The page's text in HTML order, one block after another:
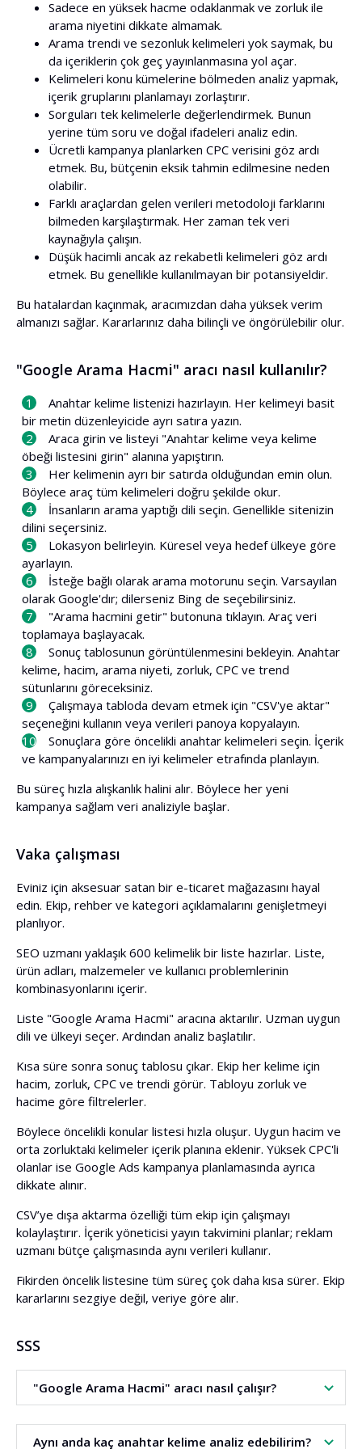
Sadece en yüksek hacme odaklanmak ve zorluk ile
arama niyetini dikkate almamak.
Arama trendi ve sezonluk kelimeleri yok saymak, bu
da içeriklerin çok geç yayınlanmasına yol açar.
Kelimeleri konu kümelerine bölmeden analiz yapmak,
içerik gruplarını planlamayı zorlaştırır.
Sorguları tek kelimelerle değerlendirmek. Bunun
yerine tüm soru ve doğal ifadeleri analiz edin.
Ücretli kampanya planlarken CPC verisini göz ardı
etmek. Bu, bütçenin eksik tahmin edilmesine neden
olabilir.
Farklı araçlardan gelen verileri metodoloji farklarını
bilmeden karşılaştırmak. Her zaman tek veri
kaynağıyla çalışın.
Düşük hacimli ancak az rekabetli kelimeleri göz ardı
etmek. Bu genellikle kullanılmayan bir potansiyeldir.
Bu hatalardan kaçınmak, aracımızdan daha yüksek verim
almanızı sağlar. Kararlarınız daha bilinçli ve öngörülebilir olur.
"Google Arama Hacmi" aracı nasıl kullanılır?
Anahtar kelime listenizi hazırlayın. Her kelimeyi basit
bir metin düzenleyicide ayrı satıra yazın.
Araca girin ve listeyi "Anahtar kelime veya kelime
öbeği listesini girin" alanına yapıştırın.
Her kelimenin ayrı bir satırda olduğundan emin olun.
Böylece araç tüm kelimeleri doğru şekilde okur.
İnsanların arama yaptığı dili seçin. Genellikle sitenizin
dilini seçersiniz.
Lokasyon belirleyin. Küresel veya hedef ülkeye göre
ayarlayın.
İsteğe bağlı olarak arama motorunu seçin. Varsayılan
olarak Google'dır; dilerseniz Bing de seçebilirsiniz.
"Arama hacmini getir" butonuna tıklayın. Araç veri
toplamaya başlayacak.
Sonuç tablosunun görüntülenmesini bekleyin. Anahtar
kelime, hacim, arama niyeti, zorluk, CPC ve trend
sütunlarını göreceksiniz.
Çalışmaya tabloda devam etmek için "CSV'ye aktar"
seçeneğini kullanın veya verileri panoya kopyalayın.
Sonuçlara göre öncelikli anahtar kelimeleri seçin. İçerik
ve kampanyalarınızı en iyi kelimeler etrafında planlayın.
Bu süreç hızla alışkanlık halini alır. Böylece her yeni
kampanya sağlam veri analiziyle başlar.
Vaka çalışması
Eviniz için aksesuar satan bir e-ticaret mağazasını hayal
edin. Ekip, rehber ve kategori açıklamalarını genişletmeyi
planlıyor.
SEO uzmanı yaklaşık 600 kelimelik bir liste hazırlar. Liste,
ürün adları, malzemeler ve kullanıcı problemlerinin
kombinasyonlarını içerir.
Liste "Google Arama Hacmi" aracına aktarılır. Uzman uygun
dili ve ülkeyi seçer. Ardından analiz başlatılır.
Kısa süre sonra sonuç tablosu çıkar. Ekip her kelime için
hacim, zorluk, CPC ve trendi görür. Tabloyu zorluk ve
hacime göre filtrelerler.
Böylece öncelikli konular listesi hızla oluşur. Uygun hacim ve
orta zorluktaki kelimeler içerik planına eklenir. Yüksek CPC'li
olanlar ise Google Ads kampanya planlamasında ayrıca
dikkate alınır.
CSV’ye dışa aktarma özelliği tüm ekip için çalışmayı
kolaylaştırır. İçerik yöneticisi yayın takvimini planlar; reklam
uzmanı bütçe çalışmasında aynı verileri kullanır.
Fikirden öncelik listesine tüm süreç çok daha kısa sürer. Ekip
kararlarını sezgiye değil, veriye göre alır.
SSS
"Google Arama Hacmi" aracı nasıl çalışır?
Anahtar kelime listenizi girin, dili ve lokasyonu seçin,
ardından araç ortalama aylık arama hacmini, arama niyetini,
Aynı anda kaç anahtar kelime analiz edebilirim?